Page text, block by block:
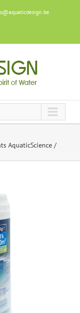
AquaticScience